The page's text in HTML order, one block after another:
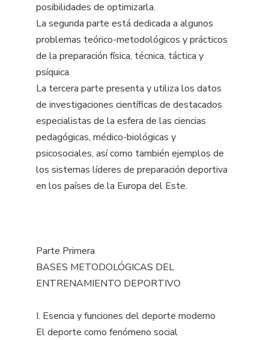
posibilidades de optimizarla.
La segunda parte está dedicada a algunos
problemas teórico-metodológicos y prácticos
de la preparación física, técnica, táctica y
psíquica.
La tercera parte presenta y utiliza los datos
de investigaciones científicas de destacados
especialistas de la esfera de las ciencias
pedagógicas, médico-biológicas y
psicosociales, así como también ejemplos de
los sistemas líderes de preparación deportiva
en los países de la Europa del Este.
Parte Primera
BASES METODOLÓGICAS DEL
ENTRENAMIENTO DEPORTIVO
I. Esencia y funciones del deporte moderno
El deporte como fenómeno social